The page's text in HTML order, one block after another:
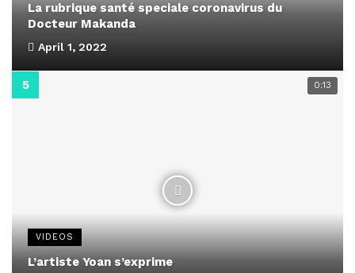
La rubrique santé speciale coronavirus du
Docteur Makanda
April 1, 2022
0:13
VIDEOS
L’artiste Yoan s’exprime